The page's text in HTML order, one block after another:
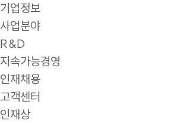
기업정보
사업분야
R&D
지속가능경영
인재채용
고객센터
인재상